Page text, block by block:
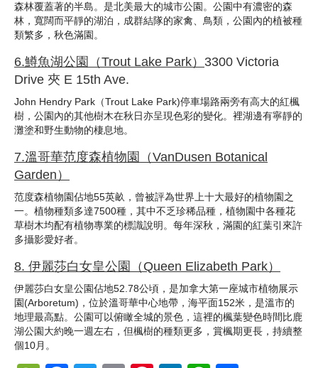
森林覆蓋著的半島。是北美最大的城市公園。公園中有濃密的森
林，寬闊而平靜的湖泊，成群結隊的家禽、鳥類，公園內的植被種
類繁多，秋色滿園。
6.鱒魚湖公園（Trout Lake Park） 3300 Victoria
Drive 夾 E 15th Ave.
John Hendry Park（Trout Lake Park)停車場路兩旁有高大的紅楓
樹，公園內的其他樹木在秋日亦呈現色彩的變化。裡湖邊有寧靜的
灘塗和野生動物的棲息地。
7.溫哥華范度森植物園（VanDusen Botanical
Garden ）
范度森植物園佔地55英畝，曾被評為世界上十大最好的植物園之
一。植物種類多達7500種，其中不乏珍稀品種，植物園中各種花
草樹木均配有植物專業的標識說明。每年深秋，滿園的紅葉引來許
多攝影愛好者。
8. 伊麗莎白女皇公園（ Queen Elizabeth Park）
伊麗莎白女皇公園佔地52.78公頃，是加拿大第一座城市植物展示
園(Arboretum)，位於溫哥華中心地帶，海平面152米，是溫市的
地理最高點。公園可以俯瞰全城的景色，這裡的楓葉變色時間比鹿
湖公園大約晚一週左右，但楓樹的種類更多，賞楓期更長，持續整
個10月。